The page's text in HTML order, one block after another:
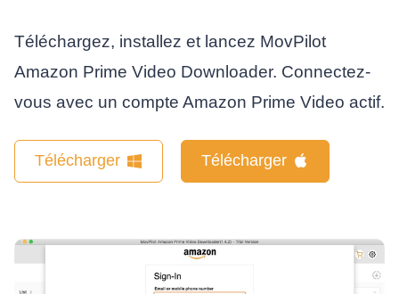
Téléchargez, installez et lancez MovPilot
Amazon Prime Video Downloader. Connectez-
vous avec un compte Amazon Prime Video actif.
Télécharger Télécharger